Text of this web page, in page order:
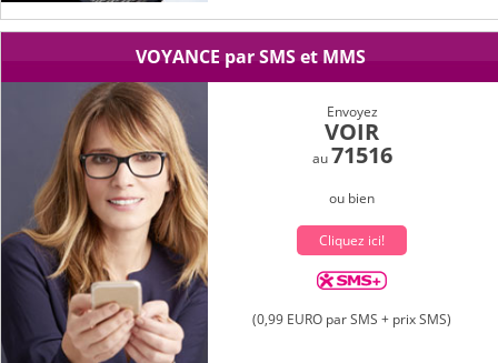
VOYANCE par SMS et MMS
Envoyez
VOIR
au71516
ou bien
Cliquez ici!
(0,99 EURO par SMS + prix SMS)